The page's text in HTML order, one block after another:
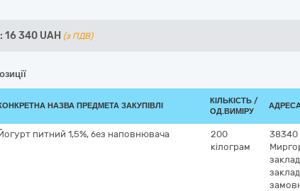
16 340 UAH (з ПДВ)
НАЗВА ПРЕДМЕТА ЗАКУПІВЛІ
КІЛЬКІСТЬ /
ОД.ВИМІРУ
питний 1,5%, без наповнювача
200
кілограм
38340